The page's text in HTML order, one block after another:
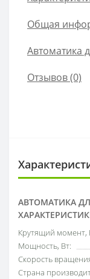
Общая
Автоматика
Отзывов (0)
АВТОМАТИКА
Крутящий момент,
Мощность, Вт:
Скорость
Страна